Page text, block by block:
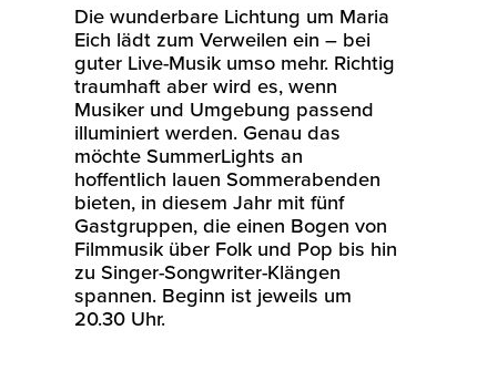
Die wunderbare Lichtung um Maria
Eich lädt zum Verweilen ein – bei
guter Live-Musik umso mehr. Richtig
traumhaft aber wird es, wenn
Musiker und Umgebung passend
illuminiert werden. Genau das
möchte SummerLights an
hoffentlich lauen Sommerabenden
bieten, in diesem Jahr mit fünf
Gastgruppen, die einen Bogen von
Filmmusik über Folk und Pop bis hin
zu Singer-Songwriter-Klängen
spannen. Beginn ist jeweils um
20.30 Uhr.